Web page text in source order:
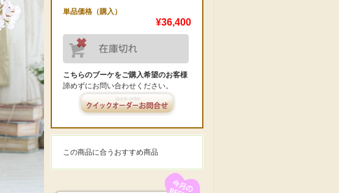
単品価格（購入）
¥36,400
こちらのブーケをご購入希望のお客様
諦めずにお問い合わせください。
この商品に合うおすすめ商品